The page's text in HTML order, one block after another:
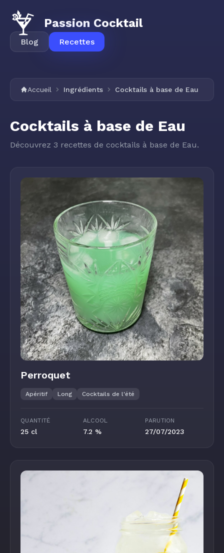
Passion Cocktail
Blog Recettes
Accueil Ingrédients Cocktails à base de Eau
Cocktails à base de Eau
Découvrez 3 recettes de cocktails à base de Eau.
Perroquet
Apéritif Long Cocktails de l'été
QUANTITÉ
25 cl
ALCOOL
7.2 %
PARUTION
27/07/2023